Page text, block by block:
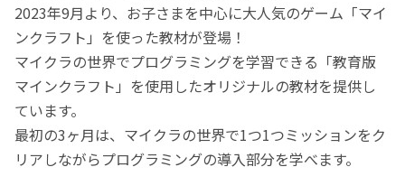
2023年9月より、お子さまを中心に大人気のゲーム「マイ
ンクラフト」を使った教材が登場！
マイクラの世界でプログラミングを学習できる「教育版
マインクラフト」を使用したオリジナルの教材を提供し
ています。
最初の3ヶ月は、マイクラの世界で1つ1つミッションをク
リアしながらプログラミングの導入部分を学べます。